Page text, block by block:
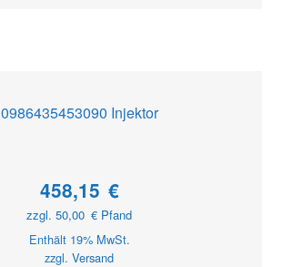
0986435453090 Injektor
458,15 €
zzgl. 50,00 € Pfand
Enthält 19% MwSt.
zzgl. Versand